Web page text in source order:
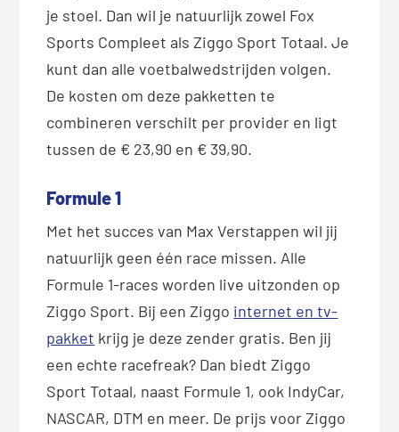
je stoel. Dan wil je natuurlijk zowel Fox
Sports Compleet als Ziggo Sport Totaal. Je
kunt dan alle voetbalwedstrijden volgen.
De kosten om deze pakketten te
combineren verschilt per provider en ligt
tussen de € 23,90 en € 39,90.
Formule 1
Met het succes van Max Verstappen wil jij
natuurlijk geen één race missen. Alle
Formule 1-races worden live uitzonden op
Ziggo Sport. Bij een Ziggo internet en tv-
pakket krijg je deze zender gratis. Ben jij
een echte racefreak? Dan biedt Ziggo
Sport Totaal, naast Formule 1, ook IndyCar,
NASCAR, DTM en meer. De prijs voor Ziggo